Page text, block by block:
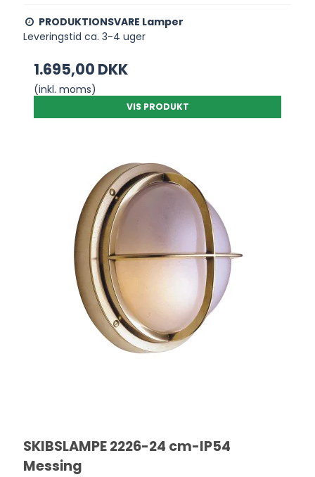
PRODUKTIONSVARE Lamper
Leveringstid ca. 3-4 uger
1.695,00 DKK
(inkl. moms)
VIS PRODUKT
SKIBSLAMPE 2226-24 cm-IP54
Messing